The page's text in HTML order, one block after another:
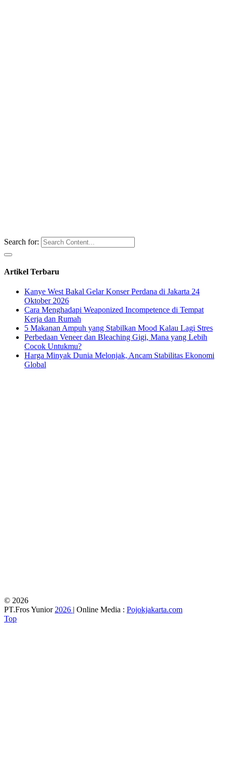
Search for:
Artikel Terbaru
Kanye West Bakal Gelar Konser Perdana di Jakarta 24
Oktober 2026
Cara Menghadapi Weaponized Incompetence di Tempat
Kerja dan Rumah
5 Makanan Ampuh yang Stabilkan Mood Kalau Lagi Stres
Perbedaan Veneer dan Bleaching Gigi, Mana yang Lebih
Cocok Untukmu?
Harga Minyak Dunia Melonjak, Ancam Stabilitas Ekonomi
Global
© 2026
PT.Fros Yunior2026 | Online Media : Pojokjakarta.com
Top